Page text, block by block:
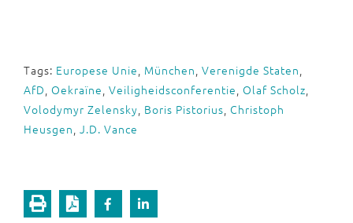
Tags: Europese Unie, München, Verenigde Staten,
AfD, Oekraïne, Veiligheidsconferentie, Olaf Scholz,
Volodymyr Zelensky, Boris Pistorius, Christoph
Heusgen, J.D. Vance